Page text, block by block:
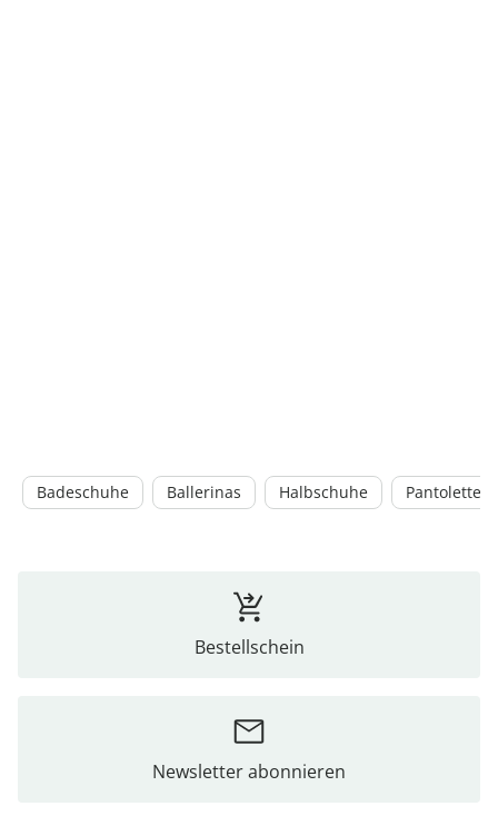
Badeschuhe Ballerinas Halbschuhe Pantoletten
Bestellschein
Newsletter abonnieren